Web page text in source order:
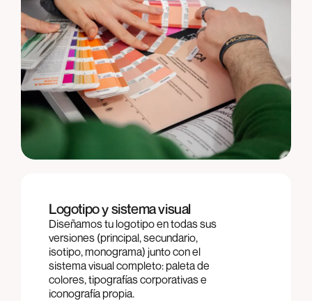
Logotipo y sistema visual
Diseñamos tu logotipo en todas sus
versiones (principal, secundario,
isotipo, monograma) junto con el
sistema visual completo: paleta de
colores, tipografías corporativas e
iconografía propia.